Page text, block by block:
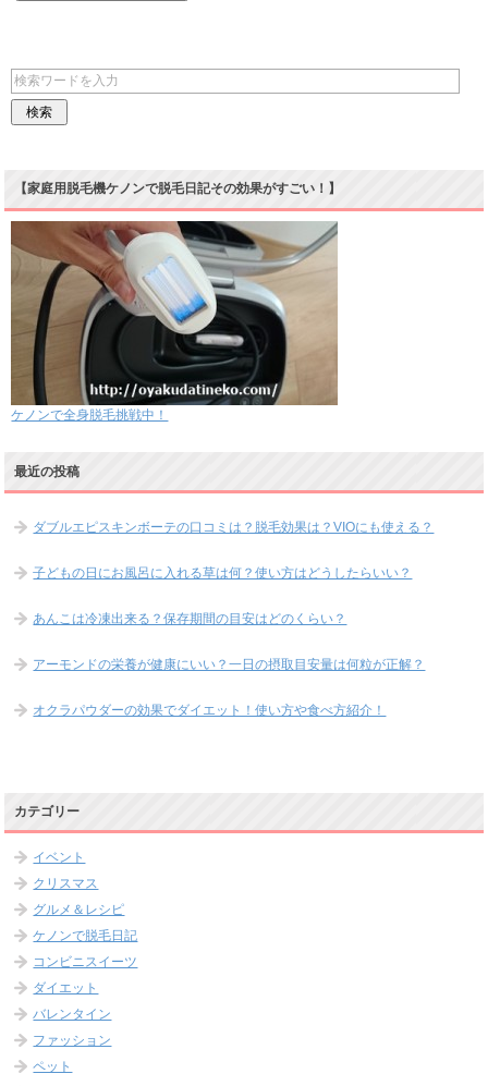
【家庭用脱毛機ケノンで脱毛日記その効果がすごい！】
ケノンで全身脱毛挑戦中！
最近の投稿
ダブルエピスキンボーテの口コミは？脱毛効果は？VIOにも使える？
子どもの日にお風呂に入れる草は何？使い方はどうしたらいい？
あんこは冷凍出来る？保存期間の目安はどのくらい？
アーモンドの栄養が健康にいい？一日の摂取目安量は何粒が正解？
オクラパウダーの効果でダイエット！使い方や食べ方紹介！
カテゴリー
イベント
クリスマス
グルメ＆レシピ
ケノンで脱毛日記
コンビニスイーツ
ダイエット
バレンタイン
ファッション
ペット